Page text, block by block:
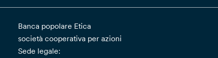
Banca popolare Etica
società cooperativa per azioni
Sede legale: